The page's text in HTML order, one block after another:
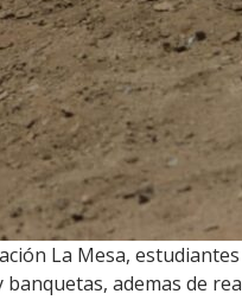
La Mesa,
ademas de